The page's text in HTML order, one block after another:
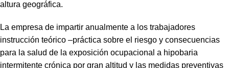
altura geográfica.
La empresa de impartir anualmente a los trabajadores
instrucción teórico –práctica sobre el riesgo y consecuencias
para la salud de la exposición ocupacional a hipobaria
intermitente crónica por gran altitud y las medidas preventivas